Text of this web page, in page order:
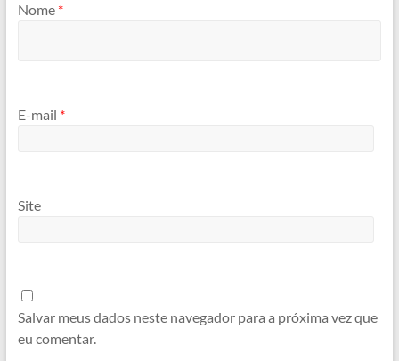
Nome *
E-mail *
Site
Salvar meus dados neste navegador para a próxima vez que
eu comentar.